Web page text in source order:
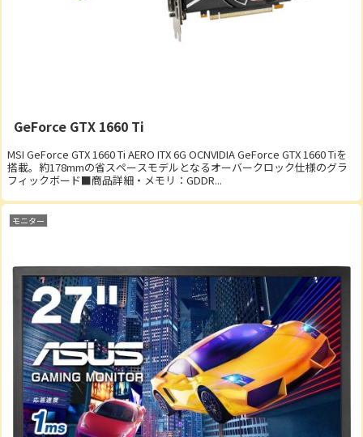
GeForce GTX 1660 Ti
MSI GeForce GTX 1660 Ti AERO ITX 6G OCNVIDIA GeForce GTX 1660 Tiを
搭載。約178mmの省スペースモデルとなるオーバークロック仕様のグラ
フィックボード■商品詳細・メモリ：GDDR...
モニター